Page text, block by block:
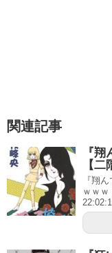
関連記事
『
【
『翔
ｗｗ